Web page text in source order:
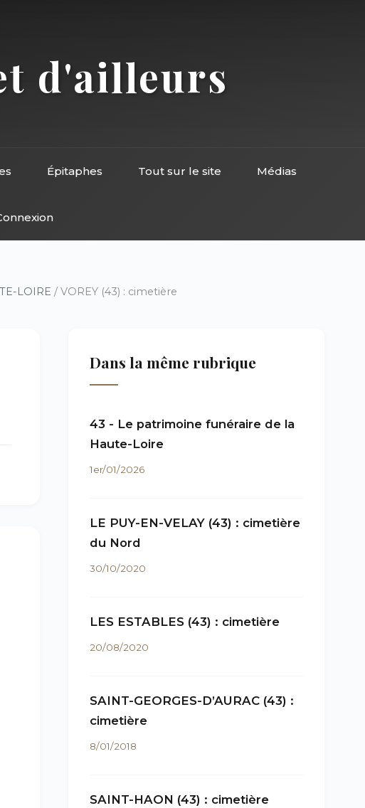
d'ailleurs
Épitaphes Tout sur le site Médias
LOIRE / VOREY (43) : cimetière
Dans la même rubrique
43 - Le patrimoine funéraire de la
Haute-Loire
1er/01/2026
LE PUY-EN-VELAY (43) : cimetière
du Nord
30/10/2020
LES ESTABLES (43) : cimetière
20/08/2020
SAINT-GEORGES-D’AURAC (43) :
cimetière
8/01/2018
SAINT-HAON (43) : cimetière